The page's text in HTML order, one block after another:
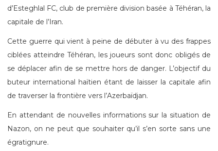
d’Esteghlal FC, club de première division basée à Téhéran, la
capitale de l’Iran.
Cette guerre qui vient à peine de débuter à vu des frappes
ciblées atteindre Téhéran, les joueurs sont donc obligés de
se déplacer afin de se mettre hors de danger. L’objectif du
buteur international haïtien étant de laisser la capitale afin
de traverser la frontière vers l’Azerbaïdjan.
En attendant de nouvelles informations sur la situation de
Nazon, on ne peut que souhaiter qu’il s’en sorte sans une
égratignure.